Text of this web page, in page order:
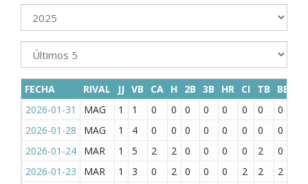
FECHA RIVAL JJ VB CA H 2B 3B HR CI TB BB
2026-01-31
MAG 1 1 0 0 0 0 0 0 0 0
2026-01-28
MAG 1 4 0 0 0 0 0 0 0 0
2026-01-24
MAR 1 5 2 2 0 0 0 0 2 0
2026-01-23
MAR 1 3 0 2 0 0 0 2 2 2